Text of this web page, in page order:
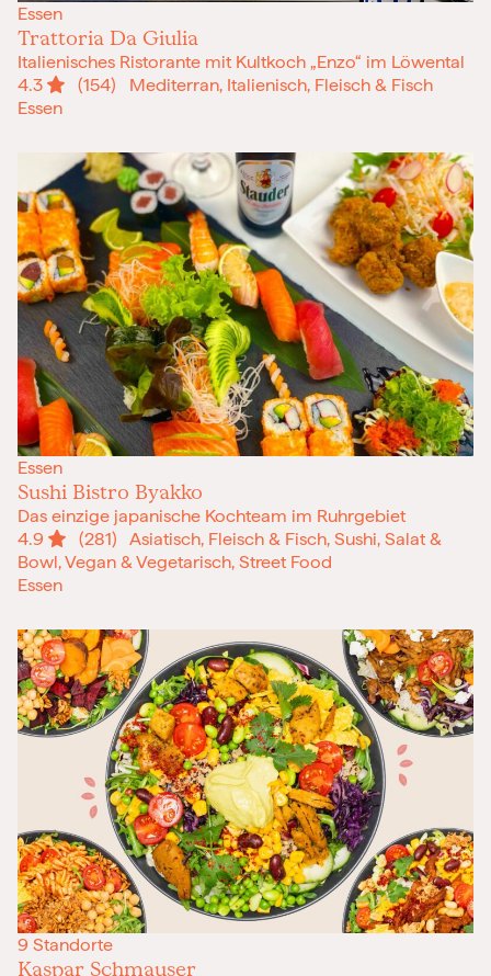
Essen
Trattoria Da Giulia
Italienisches Ristorante mit Kultkoch „Enzo“ im Löwental
4.3
(154) Mediterran, Italienisch, Fleisch & Fisch
Essen
Essen
Sushi Bistro Byakko
Das einzige japanische Kochteam im Ruhrgebiet
4.9
(281) Asiatisch, Fleisch & Fisch, Sushi, Salat &
Bowl, Vegan & Vegetarisch, Street Food
Essen
9 Standorte
Kaspar Schmauser